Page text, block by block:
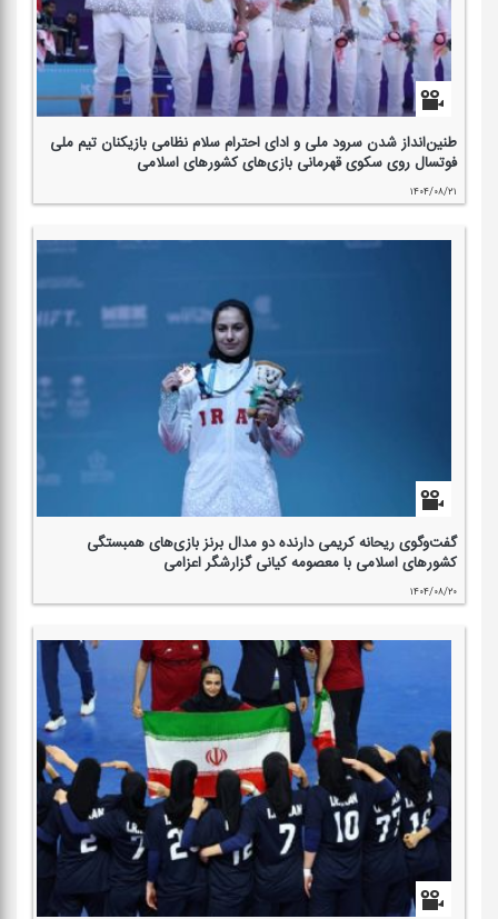
طنین‌انداز شدن سرود ملی و ادای احترام سلام نظامی بازیكنان تیم ملی
فوتسال روی سكوی قهرمانی بازی‌های كشورهای اسلامی
۱۴۰۴/۰۸/۲۱
گفت‌وگوی ریحانه كریمی دارنده دو مدال برنز بازی‌های همبستگی
كشورهای اسلامی با معصومه كیانی گزارشگر اعزامی
۱۴۰۴/۰۸/۲۰